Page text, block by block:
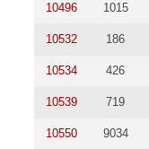
10496 1015
10532 186
10534 426
10539 719
10550 9034